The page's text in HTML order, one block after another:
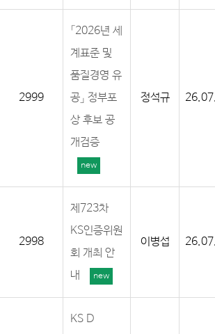
2999
「2026년 세
계표준 및
품질경영 유
공」 정부포
상 후보 공
개검증
new
정석규
2998
제723차
KS인증위원
회 개최 안
내
new
이병섭
KS D